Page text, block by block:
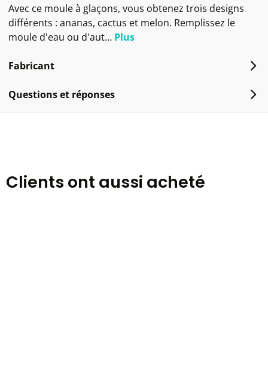
Avec ce moule à glaçons, vous obtenez trois designs
différents : ananas, cactus et melon. Remplissez le
moule d'eau ou d'aut… Plus
Fabricant
Questions et réponses
Clients ont aussi acheté